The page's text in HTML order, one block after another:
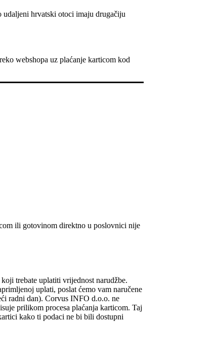
hrvatski otoci imaju drugačiju
webshopa uz plaćanje karticom kod
ili gotovinom direktno u poslovnici nije
trebate uplatiti vrijednost narudžbe.
uplati, poslat ćemo vam naručene
radni dan). Corvus INFO d.o.o. ne
prilikom procesa plaćanja karticom. Taj
kako ti podaci ne bi bili dostupni